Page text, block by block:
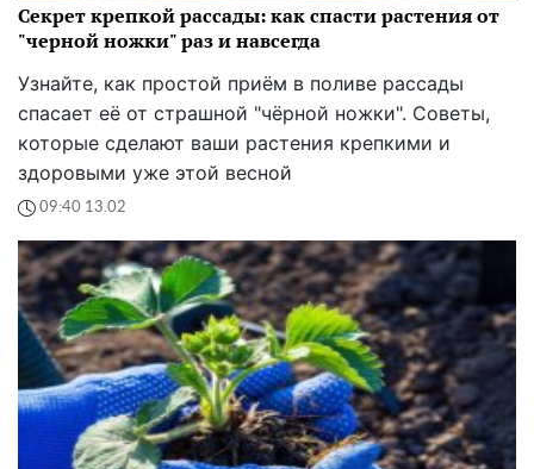
Секрет крепкой рассады: как спасти растения от
"черной ножки" раз и навсегда
Узнайте, как простой приём в поливе рассады
спасает её от страшной "чёрной ножки". Советы,
которые сделают ваши растения крепкими и
здоровыми уже этой весной
09:40 13.02